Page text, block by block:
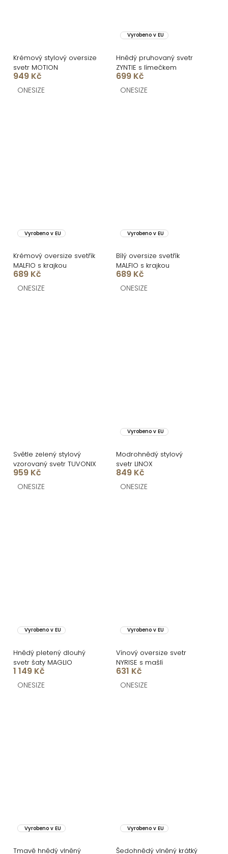
Krémový stylový oversize
svetr MOTION
949 Kč
ONESIZE
Vyrobeno v EU
Hnědý pruhovaný svetr
ZYNTIE s límečkem
699 Kč
ONESIZE
Vyrobeno v EU
Krémový oversize svetřík
MALFIO s krajkou
689 Kč
ONESIZE
Vyrobeno v EU
Bílý oversize svetřík
MALFIO s krajkou
689 Kč
ONESIZE
Světle zelený stylový
vzorovaný svetr TUVONIX
959 Kč
ONESIZE
Vyrobeno v EU
Modrohnědý stylový
svetr LINOX
849 Kč
ONESIZE
Vyrobeno v EU
Hnědý pletený dlouhý
svetr šaty MAGLIO
1 149 Kč
ONESIZE
Vyrobeno v EU
Vínový oversize svetr
NYRISE s mašlí
631 Kč
ONESIZE
Vyrobeno v EU
Tmavě hnědý vlněný
Vyrobeno v EU
Šedohnědý vlněný krátký